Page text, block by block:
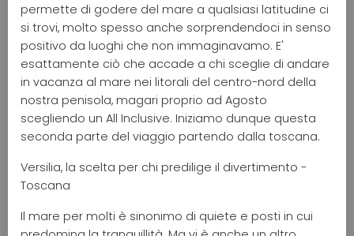
permette di godere del mare a qualsiasi latitudine ci
si trovi, molto spesso anche sorprendendoci in senso
positivo da luoghi che non immaginavamo. E'
esattamente ciò che accade a chi sceglie di andare
in vacanza al mare nei litorali del centro-nord della
nostra penisola, magari proprio ad Agosto
scegliendo un All Inclusive. Iniziamo dunque questa
seconda parte del viaggio partendo dalla toscana.
Versilia, la scelta per chi predilige il divertimento -
Toscana
Il mare per molti è sinonimo di quiete e posti in cui